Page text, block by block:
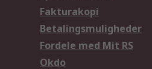
Fakturakopi
Betalingsmuligheder
Fordele med Mit RS
Okdo